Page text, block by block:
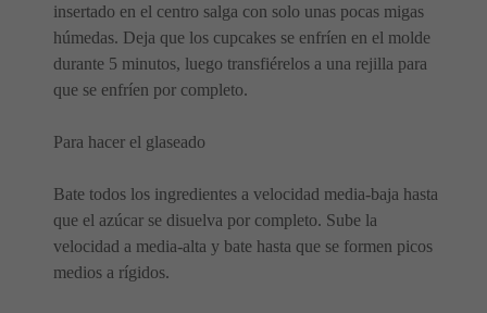
insertado en el centro salga con solo unas pocas migas
húmedas. Deja que los cupcakes se enfríen en el molde
durante 5 minutos, luego transfiérelos a una rejilla para
que se enfríen por completo.
Para hacer el glaseado
Bate todos los ingredientes a velocidad media-baja hasta
que el azúcar se disuelva por completo. Sube la
velocidad a media-alta y bate hasta que se formen picos
medios a rígidos.